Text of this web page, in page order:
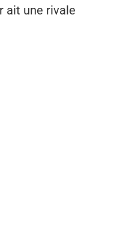
ait une rivale